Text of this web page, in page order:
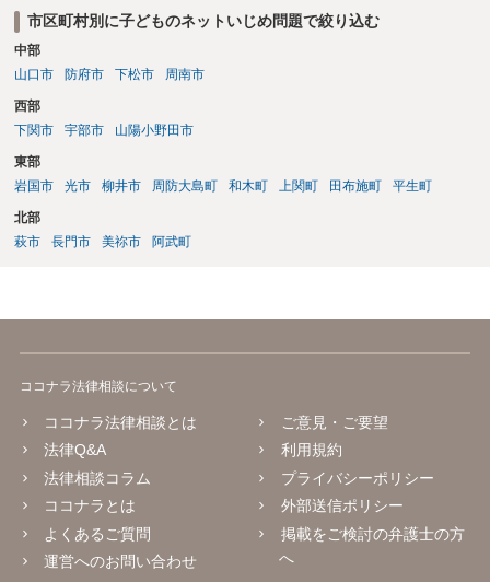
ある旨、保護者の方にお伝えするのがよいかと思います。。
市区町村別に子どものネットいじめ問題で絞り込む
中部
山口市
防府市 下松市 周南市
西部
下関市
宇部市 山陽小野田市
東部
岩国市
光市 柳井市 周防大島町 和木町 上関町 田布施町 平生町
北部
萩市
長門市 美祢市 阿武町
ココナラ法律相談について
ココナラ法律相談とは
法律Q&A
法律相談コラム
ココナラとは
よくあるご質問
運営へのお問い合わせ
ご意見・ご要望
利用規約
プライバシーポリシー
外部送信ポリシー
掲載をご検討の弁護士の方
へ